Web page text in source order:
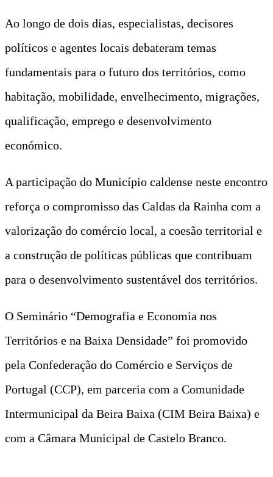
Ao longo de dois dias, especialistas, decisores
políticos e agentes locais debateram temas
fundamentais para o futuro dos territórios, como
habitação, mobilidade, envelhecimento, migrações,
qualificação, emprego e desenvolvimento
económico.
A participação do Município caldense neste encontro
reforça o compromisso das Caldas da Rainha com a
valorização do comércio local, a coesão territorial e
a construção de políticas públicas que contribuam
para o desenvolvimento sustentável dos territórios.
O Seminário “Demografia e Economia nos
Territórios e na Baixa Densidade” foi promovido
pela Confederação do Comércio e Serviços de
Portugal (CCP), em parceria com a Comunidade
Intermunicipal da Beira Baixa (CIM Beira Baixa) e
com a Câmara Municipal de Castelo Branco.